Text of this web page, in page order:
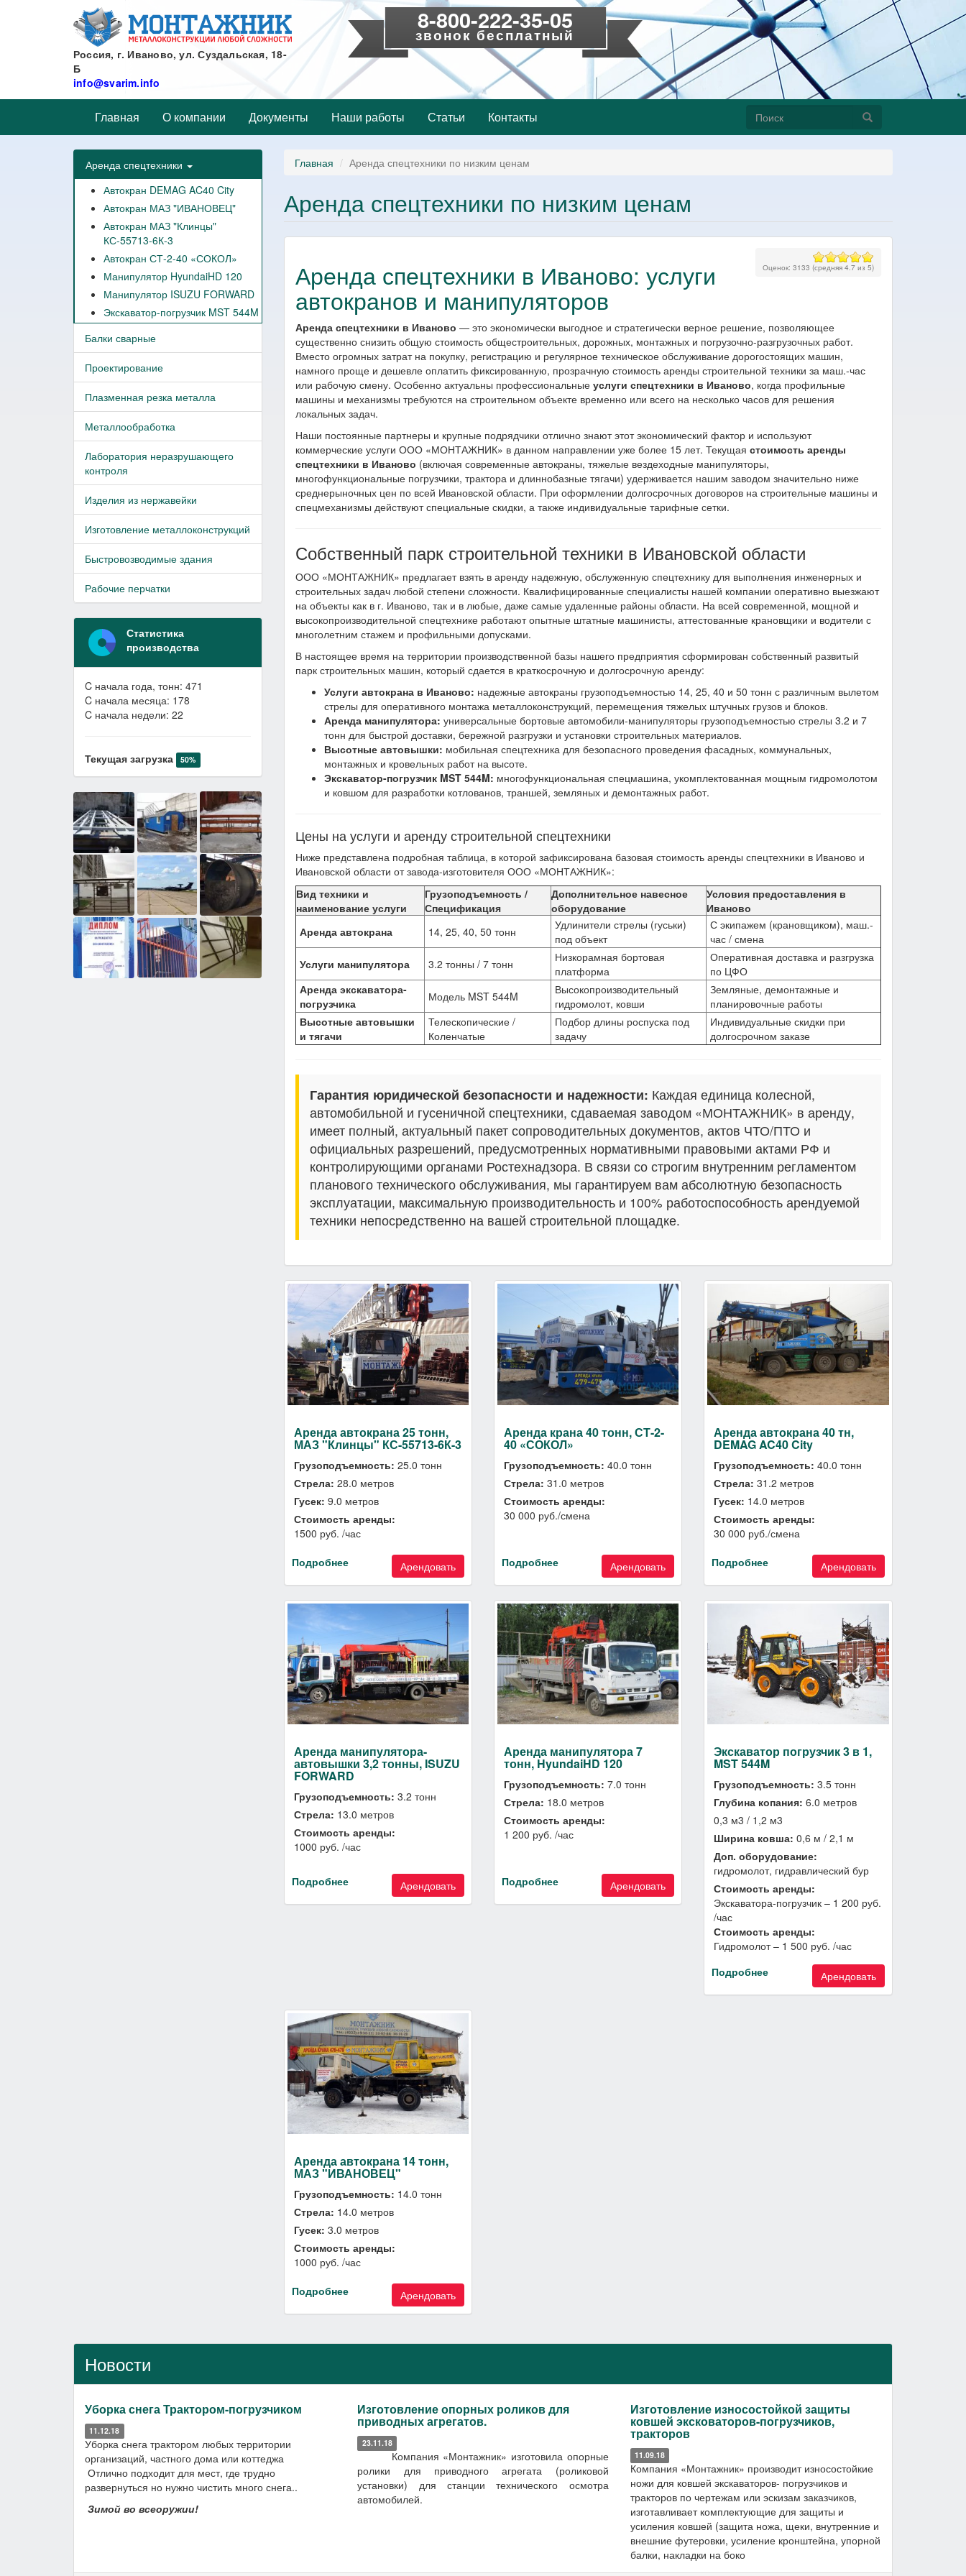
Россия, г. Иваново, ул. Суздальская, 18-
Б
info@svarim.info
8-800-222-35-05
звонок бесплатный
Главная О компании Документы Наши работы Статьи Контакты Форма
поиска
Аренда спецтехники
Автокран DEMAG AC40 City
Автокран МАЗ "ИВАНОВЕЦ"
Автокран МАЗ "Клинцы"
КС-55713-6К-3
Автокран СТ-2-40 «СОКОЛ»
Манипулятор HyundaiHD 120
Манипулятор ISUZU FORWARD
Экскаватор-погрузчик MST 544M
Балки сварные
Проектирование
Плазменная резка металла
Металлообработка
Лаборатория неразрушающего
контроля
Изделия из нержавейки
Изготовление металлоконструкций
Быстровозводимые здания
Рабочие перчатки
Статистика
производства
C начала года, тонн: 471
C начала месяца: 178
C начала недели: 22
Текущая загрузка 50%
Главная Аренда спецтехники по низким ценам
Аренда спецтехники по низким ценам
Оценок: 3133 (средняя 4.7 из 5)
Аренда спецтехники в Иваново: услуги
автокранов и манипуляторов
Аренда спецтехники в Иваново — это экономически выгодное и стратегически верное решение, позволяющее
существенно снизить общую стоимость общестроительных, дорожных, монтажных и погрузочно-разгрузочных работ.
Вместо огромных затрат на покупку, регистрацию и регулярное техническое обслуживание дорогостоящих машин,
намного проще и дешевле оплатить фиксированную, прозрачную стоимость аренды строительной техники за маш.-час
или рабочую смену. Особенно актуальны профессиональные услуги спецтехники в Иваново, когда профильные
машины и механизмы требуются на строительном объекте временно или всего на несколько часов для решения
локальных задач.
Наши постоянные партнеры и крупные подрядчики отлично знают этот экономический фактор и используют
коммерческие услуги ООО «МОНТАЖНИК» в данном направлении уже более 15 лет. Текущая стоимость аренды
спецтехники в Иваново (включая современные автокраны, тяжелые вездеходные манипуляторы,
многофункциональные погрузчики, трактора и длиннобазные тягачи) удерживается нашим заводом значительно ниже
среднерыночных цен по всей Ивановской области. При оформлении долгосрочных договоров на строительные машины и
спецмеханизмы действуют специальные скидки, а также индивидуальные тарифные сетки.
Собственный парк строительной техники в Ивановской области
ООО «МОНТАЖНИК» предлагает взять в аренду надежную, обслуженную спецтехнику для выполнения инженерных и
строительных задач любой степени сложности. Квалифицированные специалисты нашей компании оперативно выезжают
на объекты как в г. Иваново, так и в любые, даже самые удаленные районы области. На всей современной, мощной и
высокопроизводительной спецтехнике работают опытные штатные машинисты, аттестованные крановщики и водители с
многолетним стажем и профильными допусками.
В настоящее время на территории производственной базы нашего предприятия сформирован собственный развитый
парк строительных машин, который сдается в краткосрочную и долгосрочную аренду:
Услуги автокрана в Иваново: надежные автокраны грузоподъемностью 14, 25, 40 и 50 тонн с различным вылетом
стрелы для оперативного монтажа металлоконструкций, перемещения тяжелых штучных грузов и блоков.
Аренда манипулятора: универсальные бортовые автомобили-манипуляторы грузоподъемностью стрелы 3.2 и 7
тонн для быстрой доставки, бережной разгрузки и установки строительных материалов.
Высотные автовышки: мобильная спецтехника для безопасного проведения фасадных, коммунальных,
монтажных и кровельных работ на высоте.
Экскаватор-погрузчик MST 544M: многофункциональная спецмашина, укомплектованная мощным гидромолотом
и ковшом для разработки котлованов, траншей, земляных и демонтажных работ.
Цены на услуги и аренду строительной спецтехники
Ниже представлена подробная таблица, в которой зафиксирована базовая стоимость аренды спецтехники в Иваново и
Ивановской области от завода-изготовителя ООО «МОНТАЖНИК»:
Вид техники и
наименование услуги
Грузоподъемность /
Спецификация
Дополнительное навесное
оборудование
Условия предоставления в
Иваново
Аренда автокрана
14, 25, 40, 50 тонн
Удлинители стрелы (гуськи)
под объект
С экипажем (крановщиком), маш.-
час / смена
Услуги манипулятора
3.2 тонны / 7 тонн
Низкорамная бортовая
платформа
Оперативная доставка и разгрузка
по ЦФО
Аренда экскаватора-
погрузчика
Модель MST 544M
Высокопроизводительный
гидромолот, ковши
Земляные, демонтажные и
планировочные работы
Высотные автовышки
и тягачи
Телескопические /
Коленчатые
Подбор длины роспуска под
задачу
Индивидуальные скидки при
долгосрочном заказе
Гарантия юридической безопасности и надежности: Каждая единица колесной,
автомобильной и гусеничной спецтехники, сдаваемая заводом «МОНТАЖНИК» в аренду,
имеет полный, актуальный пакет сопроводительных документов, актов ЧТО/ПТО и
официальных разрешений, предусмотренных нормативными правовыми актами РФ и
контролирующими органами Ростехнадзора. В связи со строгим внутренним регламентом
планового технического обслуживания, мы гарантируем вам абсолютную безопасность
эксплуатации, максимальную производительность и 100% работоспособность арендуемой
техники непосредственно на вашей строительной площадке.
Аренда автокрана 25 тонн,
МАЗ "Клинцы" КС-55713-6К-3
Грузоподъемность: 25.0 тонн
Стрела: 28.0 метров
Гусек: 9.0 метров
Стоимость аренды:
1500 руб. /час
Подробнее
Арендовать
Аренда крана 40 тонн, СТ-2-
40 «СОКОЛ»
Грузоподъемность: 40.0 тонн
Стрела: 31.0 метров
Стоимость аренды:
30 000 руб./смена
Подробнее Арендовать
Аренда автокрана 40 тн,
DEMAG AC40 City
Грузоподъемность: 40.0 тонн
Стрела: 31.2 метров
Гусек: 14.0 метров
Стоимость аренды:
30 000 руб./смена
Подробнее
Арендовать
Аренда манипулятора-
автовышки 3,2 тонны, ISUZU
FORWARD
Грузоподъемность: 3.2 тонн
Стрела: 13.0 метров
Стоимость аренды:
1000 руб. /час
Подробнее Арендовать
Аренда манипулятора 7
тонн, HyundaiHD 120
Грузоподъемность: 7.0 тонн
Стрела: 18.0 метров
Стоимость аренды:
1 200 руб. /час
Подробнее Арендовать
Экскаватор погрузчик 3 в 1,
MST 544M
Грузоподъемность: 3.5 тонн
Глубина копания: 6.0 метров
0,3 м3 / 1,2 м3
Ширина ковша: 0,6 м / 2,1 м
Доп. оборудование:
гидромолот, гидравлический бур
Стоимость аренды:
Экскаватора-погрузчик – 1 200 руб.
/час
Стоимость аренды:
Гидромолот – 1 500 руб. /час
Подробнее
Арендовать
Аренда автокрана 14 тонн,
МАЗ "ИВАНОВЕЦ"
Грузоподъемность: 14.0 тонн
Стрела: 14.0 метров
Гусек: 3.0 метров
Стоимость аренды:
1000 руб. /час
Подробнее
Арендовать
Новости
Уборка снега Трактором-погрузчиком
11.12.18
Уборка снега трактором любых территории
организаций, частного дома или коттеджа
Отлично подходит для мест, где трудно
развернуться но нужно чистить много снега..
Зимой во всеоружии!
Изготовление опорных роликов для
приводных агрегатов.
23.11.18
Компания «Монтажник» изготовила опорные
ролики для приводного агрегата (роликовой
установки) для станции технического осмотра
автомобилей.
Изготовление износостойкой защиты
ковшей эксковаторов-погрузчиков,
тракторов
11.09.18
Компания «Монтажник» производит износостойкие
ножи для ковшей экскаваторов- погрузчиков и
тракторов по чертежам или эскизам заказчиков,
изготавливает комплектующие для защиты и
усиления ковшей (защита ножа, щеки, внутренние и
внешние футеровки, усиление кронштейна, упорной
балки, накладки на боко